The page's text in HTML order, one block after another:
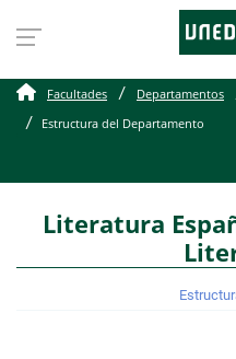
Estructura
Facultades Departamentos
Estructura del Departamento
Literatura